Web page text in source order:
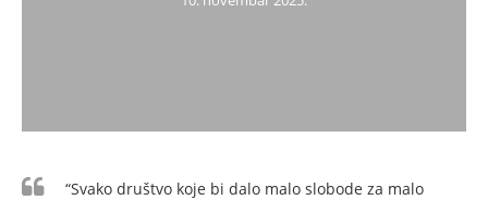
“Svako društvo koje bi dalo malo slobode za malo